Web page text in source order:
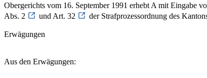
Obergerichts vom 16. September 1991 erhebt A mit Eingabe
Abs. 2
und Art. 32 der Strafprozessordnung des
Erwägungen
Aus den Erwägungen: